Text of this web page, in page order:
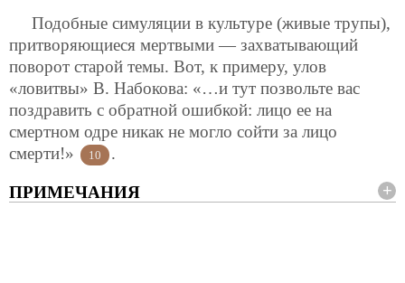
Подобные симуляции в культуре (живые трупы),
притворяющиеся мертвыми — захватывающий
поворот старой темы. Вот, к примеру, улов
«ловитвы» В. Набокова: «…и тут позвольте вас
поздравить с обратной ошибкой: лицо ее на
смертном одре никак не могло сойти за лицо
смерти!»
10 .
ПРИМЕЧАНИЯ